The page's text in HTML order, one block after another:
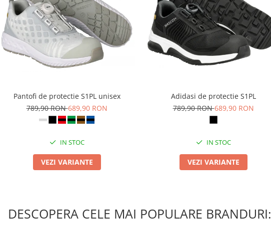
Pantofi de protectie S1PL unisex
789,90 RON689,90 RON
IN STOC
VEZI VARIANTE
Adidasi de protectie S1PL
789,90 RON689,90 RON
IN STOC
VEZI VARIANTE
DESCOPERA CELE MAI POPULARE BRANDURI: